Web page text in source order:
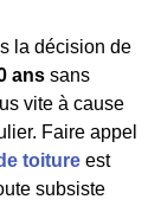
la décision de
ans sans
vite à cause
Faire appel
toiture est
subsiste